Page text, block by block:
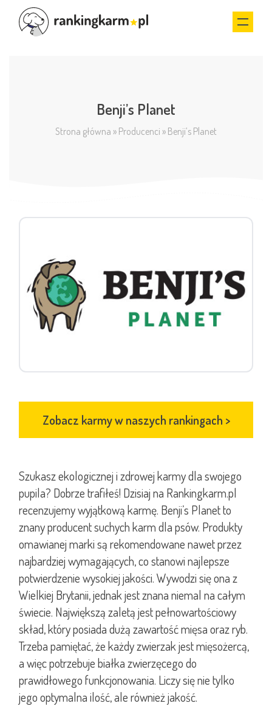
Benji’s Planet
Strona główna » Producenci » Benji’s Planet
Zobacz karmy w naszych rankingach >
Szukasz ekologicznej i zdrowej karmy dla swojego
pupila? Dobrze trafiłeś! Dzisiaj na Rankingkarm.pl
recenzujemy wyjątkową karmę. Benji’s Planet to
znany producent suchych karm dla psów. Produkty
omawianej marki są rekomendowane nawet przez
najbardziej wymagających, co stanowi najlepsze
potwierdzenie wysokiej jakości. Wywodzi się ona z
Wielkiej Brytanii, jednak jest znana niemal na całym
świecie. Największą zaletą jest pełnowartościowy
skład, który posiada dużą zawartość mięsa oraz ryb.
Trzeba pamiętać, że każdy zwierzak jest mięsożercą,
a więc potrzebuje białka zwierzęcego do
prawidłowego funkcjonowania. Liczy się nie tylko
jego optymalna ilość, ale również jakość.